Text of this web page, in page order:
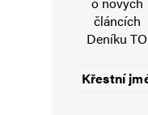
článcích
Deníku TO